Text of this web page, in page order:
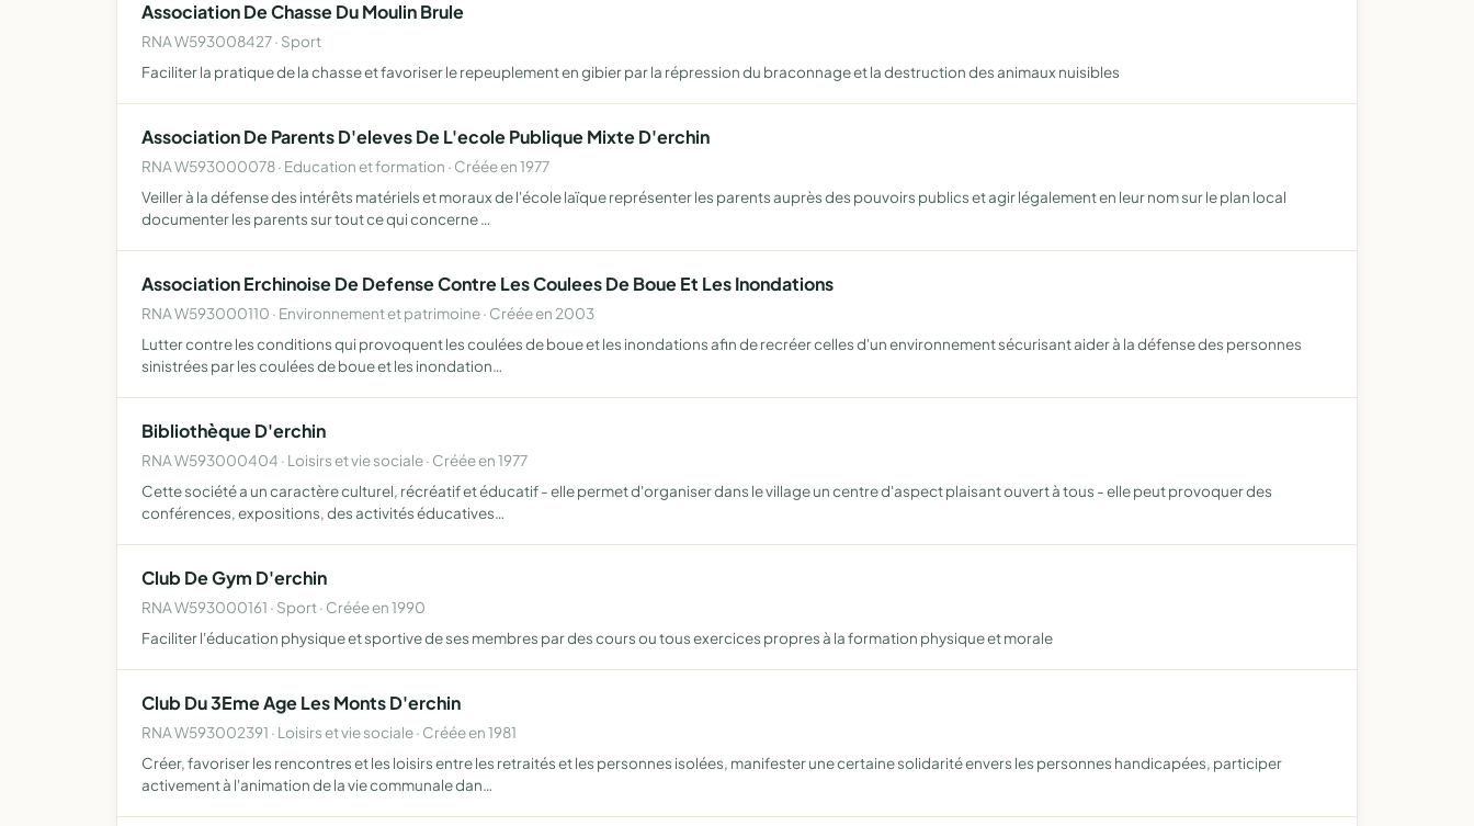
Association De Chasse Du Moulin Brule
RNA W593008427 · Sport
Faciliter la pratique de la chasse et favoriser le repeuplement en gibier par la répression du braconnage et la destruction des animaux nuisibles
Association De Parents D'eleves De L'ecole Publique Mixte D'erchin
RNA W593000078 · Education et formation · Créée en 1977
Veiller à la défense des intérêts matériels et moraux de l'école laïque représenter les parents auprès des pouvoirs publics et agir légalement en leur nom sur le plan local
documenter les parents sur tout ce qui concerne …
Association Erchinoise De Defense Contre Les Coulees De Boue Et Les Inondations
RNA W593000110 · Environnement et patrimoine · Créée en 2003
Lutter contre les conditions qui provoquent les coulées de boue et les inondations afin de recréer celles d'un environnement sécurisant aider à la défense des personnes
sinistrées par les coulées de boue et les inondation…
Bibliothèque D'erchin
RNA W593000404 · Loisirs et vie sociale · Créée en 1977
Cette société a un caractère culturel, récréatif et éducatif - elle permet d'organiser dans le village un centre d'aspect plaisant ouvert à tous - elle peut provoquer des
conférences, expositions, des activités éducatives…
Club De Gym D'erchin
RNA W593000161 · Sport · Créée en 1990
Faciliter l'éducation physique et sportive de ses membres par des cours ou tous exercices propres à la formation physique et morale
Club Du 3Eme Age Les Monts D'erchin
RNA W593002391 · Loisirs et vie sociale · Créée en 1981
Créer, favoriser les rencontres et les loisirs entre les retraités et les personnes isolées, manifester une certaine solidarité envers les personnes handicapées, participer
activement à l'animation de la vie communale dan…